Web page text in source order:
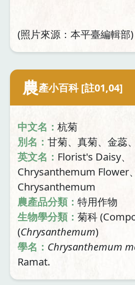
(照片來源：本平臺編輯部)
農產小百科 [註01,04]
中文名： 杭菊
別名： 甘菊、真菊、金蕊
英文名： Florist's Daisy、
Chrysanthemum Flower、
Chrysanthemum
農產品分類： 特用作物
生物學分類： 菊科
(Chrysanthemum)
學名： Chrysanthemum
Ramat.